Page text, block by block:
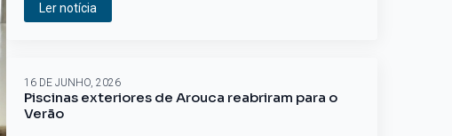
Ler notícia
Piscinas exteriores de Arouca reabriram para o
Verão
16 DE JUNHO, 2026